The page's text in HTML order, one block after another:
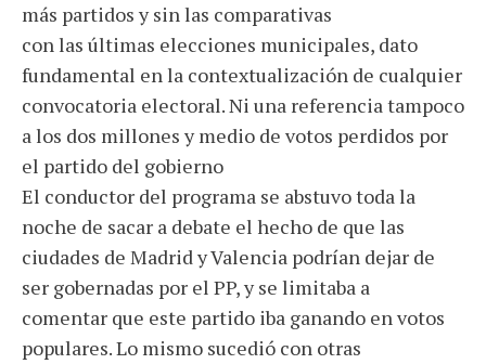
más partidos y sin las comparativas
con las últimas elecciones municipales, dato
fundamental en la contextualización de cualquier
convocatoria electoral. Ni una referencia tampoco
a los dos millones y medio de votos perdidos por
el partido del gobierno
El conductor del programa se abstuvo toda la
noche de sacar a debate el hecho de que las
ciudades de Madrid y Valencia podrían dejar de
ser gobernadas por el PP, y se limitaba a
comentar que este partido iba ganando en votos
populares. Lo mismo sucedió con otras